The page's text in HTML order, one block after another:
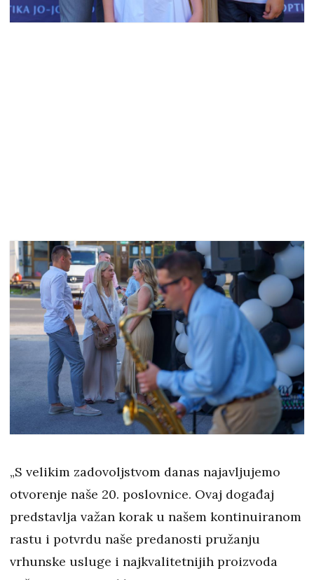
„S velikim zadovoljstvom danas najavljujemo
otvorenje naše 20. poslovnice. Ovaj događaj
predstavlja važan korak u našem kontinuiranom
rastu i potvrdu naše predanosti pružanju
vrhunske usluge i najkvalitetnijih proizvoda